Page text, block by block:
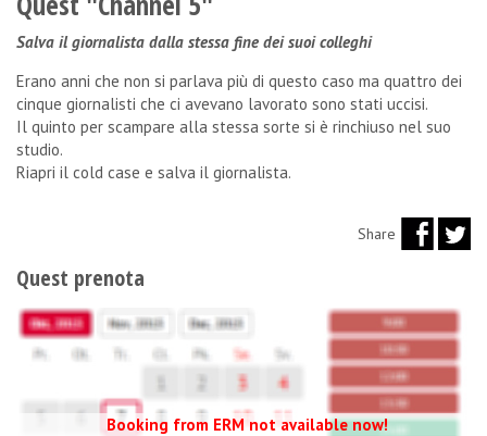
Salva il giornalista dalla stessa fine dei suoi colleghi
Erano anni che non si parlava più di questo caso ma quattro dei
cinque giornalisti che ci avevano lavorato sono stati uccisi.
Il quinto per scampare alla stessa sorte si è rinchiuso nel suo
studio.
Riapri il cold case e salva il giornalista.
Share
Quest prenota
Booking from ERM not available now!